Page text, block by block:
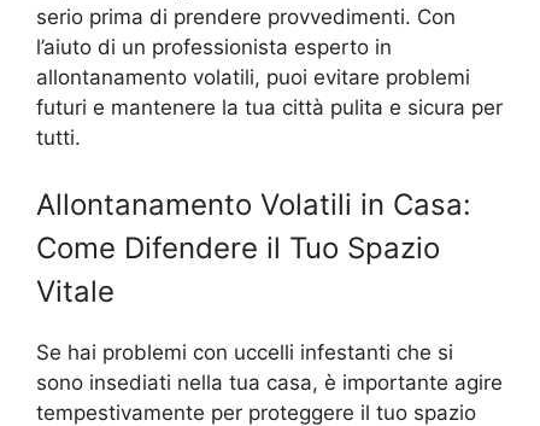
serio prima di prendere provvedimenti. Con
l’aiuto di un professionista esperto in
allontanamento volatili, puoi evitare problemi
futuri e mantenere la tua città pulita e sicura per
tutti.
Allontanamento Volatili in Casa:
Come Difendere il Tuo Spazio
Vitale
Se hai problemi con uccelli infestanti che si
sono insediati nella tua casa, è importante agire
tempestivamente per proteggere il tuo spazio